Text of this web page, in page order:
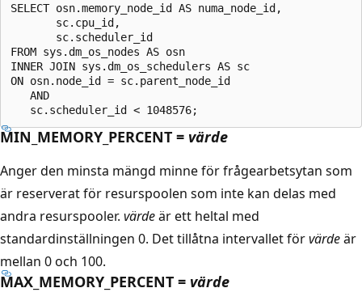
SELECT osn.memory_node_id AS numa_node_id,
       sc.cpu_id,
       sc.scheduler_id
FROM sys.dm_os_nodes AS osn
INNER JOIN sys.dm_os_schedulers AS sc
ON osn.node_id = sc.parent_node_id
   AND
MIN_MEMORY_PERCENT = värde
Anger den minsta mängd minne för frågearbetsytan som
är reserverat för resurspoolen som inte kan delas med
andra resurspooler. värdeär ett heltal med
standardinställningen 0. Det tillåtna intervallet förvärdeär
mellan 0 och 100.
MAX_MEMORY_PERCENT = värde